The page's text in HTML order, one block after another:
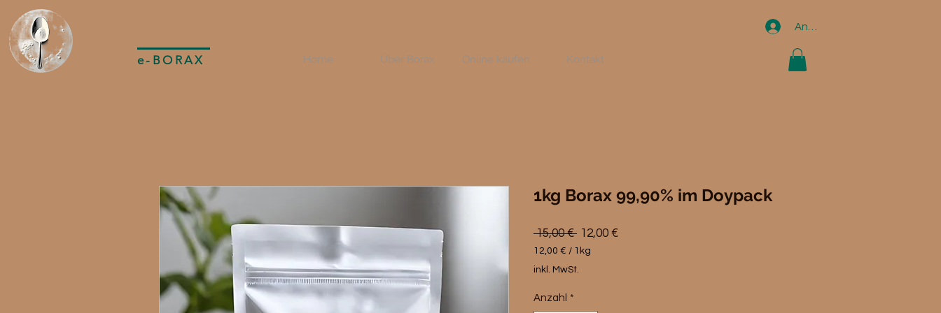
e-BORAX Home Über Borax Online kaufen Kontakt
Anmelden
1kg Borax 99,90% im Doypack
15,00 € Standardpreis
12,00 €Sale-
12,00 € / 1kg
12,00 €
Kilogramm
inkl. MwSt.
Anzahl *